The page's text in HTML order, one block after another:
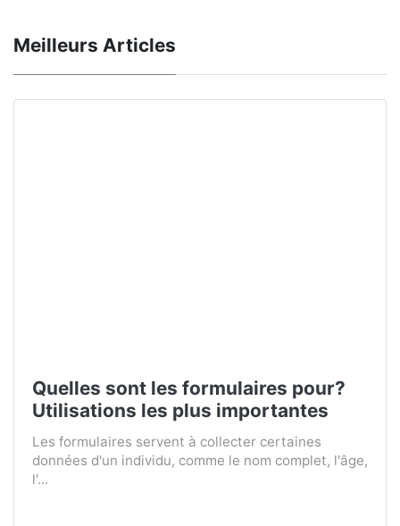
Meilleurs Articles
Quelles sont les formulaires pour?
Utilisations les plus importantes
Les formulaires servent à collecter certaines
données d'un individu, comme le nom complet, l'âge,
l'...